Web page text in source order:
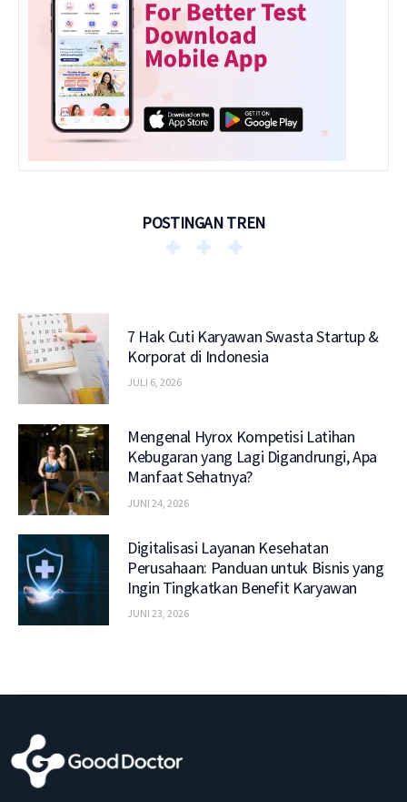
POSTINGAN TREN
7 Hak Cuti Karyawan Swasta Startup &
Korporat di Indonesia
JULI 6, 2026
Mengenal Hyrox Kompetisi Latihan
Kebugaran yang Lagi Digandrungi, Apa
Manfaat Sehatnya?
JUNI 24, 2026
Digitalisasi Layanan Kesehatan
Perusahaan: Panduan untuk Bisnis yang
Ingin Tingkatkan Benefit Karyawan
JUNI 23, 2026